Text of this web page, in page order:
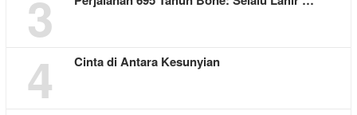
3
4 Cinta di Antara Kesunyian